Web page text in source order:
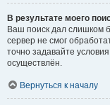
В результате моего
Ваш поиск дал слишком
сервер не смог
точно задавайте
осуществлён.
Вернуться к началу